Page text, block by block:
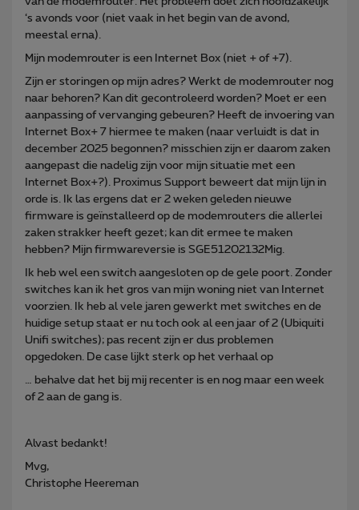
‘s avonds voor (niet vaak in het begin van de avond,
meestal erna).
Mijn modemrouter is een Internet Box (niet + of +7).
Zijn er storingen op mijn adres? Werkt de modemrouter nog
naar behoren? Kan dit gecontroleerd worden? Moet er een
aanpassing of vervanging gebeuren? Heeft de invoering van
Internet Box+ 7 hiermee te maken (naar verluidt is dat in
december 2025 begonnen? misschien zijn er daarom zaken
aangepast die nadelig zijn voor mijn situatie met een
Internet Box+?). Proximus Support beweert dat mijn lijn in
orde is. Ik las ergens dat er 2 weken geleden nieuwe
firmware is geïnstalleerd op de modemrouters die allerlei
zaken strakker heeft gezet; kan dit ermee te maken
hebben? Mijn firmwareversie is SGE51202132Mig.
Ik heb wel een switch aangesloten op de gele poort. Zonder
switches kan ik het gros van mijn woning niet van Internet
voorzien. Ik heb al vele jaren gewerkt met switches en de
huidige setup staat er nu toch ook al een jaar of 2 (Ubiquiti
Unifi switches); pas recent zijn er dus problemen
opgedoken. De case lijkt sterk op het verhaal op
… behalve dat het bij mij recenter is en nog maar een week
of 2 aan de gang is.
Alvast bedankt!
Mvg,
Christophe Heereman